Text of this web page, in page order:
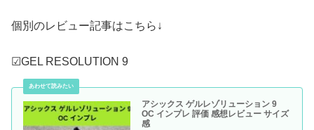
個別のレビュー記事はこちら↓
☑GEL RESOLUTION 9
アシックス ゲルレゾリューション 9
OC インプレ 評価 感想レビュー サイズ
感